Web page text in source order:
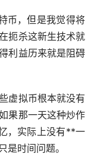
币，但是我觉得将
扼杀这新生技术就
利益历来就是阻碍
虚拟币根本就没有
果那一天这种炒作
，实际上没有**一
是时间问题。